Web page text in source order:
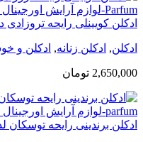
ادکلن کویینلی رایحه تروزادی دونا
ادکلن, ادکلن زنانه, ادکلن و
2,650,000 تومان
ادکلن برندینی رایحه توسکان